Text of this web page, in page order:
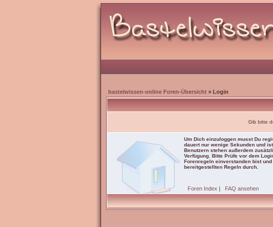
bastelwissen-online Foren-Übersicht » Login
Gib bitte
Um Dich einzuloggen musst Du
dauert nur wenige Sekunden und
Benutzern stehen außerdem
Verfügung. Bitte Prüfe vor dem
Forenregeln einverstanden bist
bereitgestellten Regeln durch.
Foren Index | FAQ ansehen